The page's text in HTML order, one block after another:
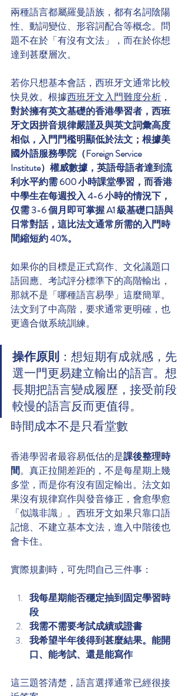
兩種語言都屬羅曼語族，都有名詞陰陽
性、動詞變位、形容詞配合等概念。問
題不在於「有沒有文法」，而在於你想
達到甚麼層次。
若你只想基本會話，西班牙文通常比較
快見效。根據西班牙文入門難度分析 ，
對於擁有英文基礎的香港學習者，西班
牙文因拼音規律嚴謹及與英文詞彙高度
相似，入門門檻明顯低於法文；根據美
國外語服務學院（Foreign Service
Institute）權威數據，英語母語者達到流
利水平約需 600 小時課堂學習，而香港
中學生在每週投入 4-6 小時的情況下，
仅需 3-6 個月即可掌握 A1 級基礎口語與
日常對話，這比法文通常所需的入門時
間縮短約 40%。
如果你的目標是正式寫作、文化議題口
語回應、考試評分標準下的高階輸出，
那就不是「哪種語言易學」這麼簡單。
法文到了中高階，要求通常更明確，也
更適合做系統訓練。
操作原則 ：想短期有成就感，先
選一門更易建立輸出的語言。想
長期把語言變成履歷，接受前段
較慢的語言反而更值得。
時間成本不是只看堂數
香港學習者最容易低估的是課後整理時
間。真正拉開差距的，不是每星期上幾
多堂，而是你有沒有固定輸出。法文如
果沒有規律寫作與發音修正，會愈學愈
「似識非識」。西班牙文如果只靠口語
記憶、不建立基本文法，進入中階後也
會卡住。
實際規劃時，可先問自己三件事：
我每星期能否穩定抽到固定學習時
段
我需不需要考試成績或證書
我希望半年後得到甚麼結果。能開
口、能考試、還是能寫作
這三題答清楚，語言選擇通常已經很接